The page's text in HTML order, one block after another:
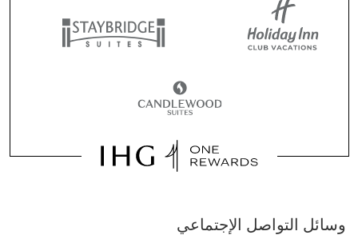
وسائل التواصل الإجتماعي